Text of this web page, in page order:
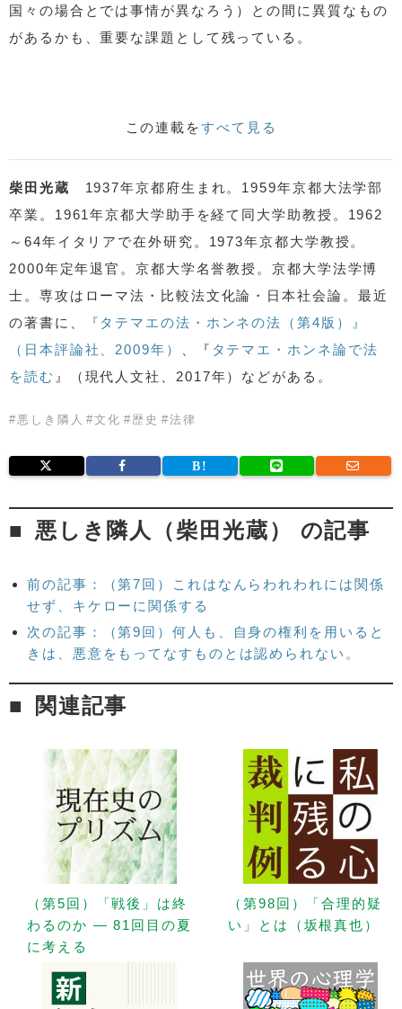
国々の場合とでは事情が異なろう）との間に異質なもの
があるかも、重要な課題として残っている。
この連載をすべて見る
柴田光蔵 1937年京都府生まれ。1959年京都大法学部
卒業。1961年京都大学助手を経て同大学助教授。1962
～64年イタリアで在外研究。1973年京都大学教授。
2000年定年退官。京都大学名誉教授。京都大学法学博
士。専攻はローマ法・比較法文化論・日本社会論。最近
の著書に、
『タテマエの法・ホンネの法（第4版）』
（日本評論社、2009年）
、『 タテマエ・ホンネ論で法
を読む 』（現代人文社、2017年）などがある。
# 悪しき隣人 #文化 # 歴史 #法律
悪しき隣人（柴田光蔵） の記事
前の記事：（第7回）これはなんらわれわれには関係
せず、キケローに関係する
次の記事：（第9回）何人も、自身の権利を用いると
きは、悪意をもってなすものとは認められない。
関連記事
（第5回）「戦後」は終
わるのか — 81回目の夏
に考える
（第98回）「合理的疑
い」とは（坂根真也）